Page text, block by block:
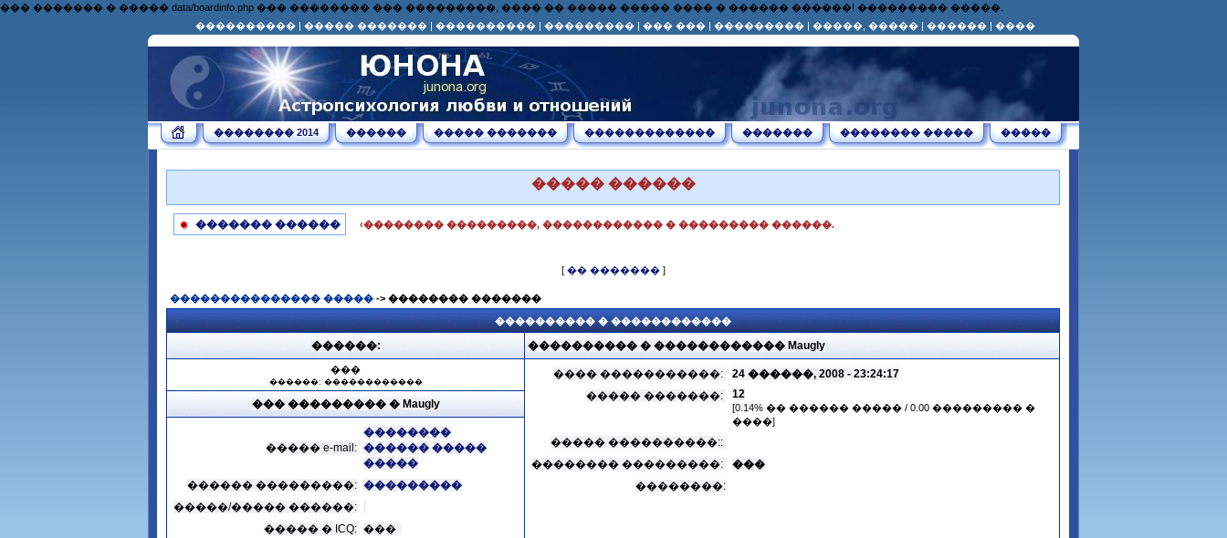
��� ������� � ����� data/boardinfo.php ��� �������� ��� ���������, ���� �� ����� ����� ���� � ������ ������! ��������� �����.
���������� | ����� ������� | ���������� | ��������� | ��� ��� | ��������� | �����, ����� | ������ | ����
�������� 2014 ������ ����� ������� ������������� ������� �������� ����� �����
����� ������
������� ������ ‹�������� ���������, ������������ � ��������� ������.
[ �� �������]
��������������� ����� -> �������� �������
���������� � ������������
������: ���������� � ������������ Maugly
���
������: ������������
���� �����������:
24 ������, 2008 - 23:24:17
����� �������:
12
[0.14% �� ������ ����� / 0.00 ��������� �
����]
����� ����������::
�������� ���������:
���
��������:
��� ��������� � Maugly
����� e-mail:
��������
������ �����
�����
������ ���������: ���������
�����/����� ������:
����� � ICQ: ���